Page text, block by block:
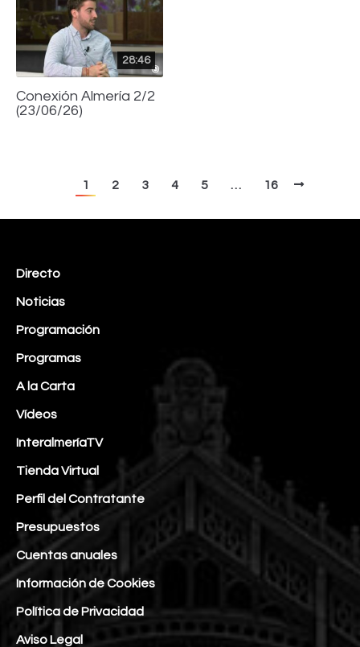
28:46
Conexión Almería 2/2
(23/06/26)
1 2 3 4 5 … 16
Directo
Noticias
Programación
Programas
A la Carta
Vídeos
InteralmeríaTV
Tienda Virtual
Perfil del Contratante
Presupuestos
Cuentas anuales
Información de Cookies
Política de Privacidad
Aviso Legal